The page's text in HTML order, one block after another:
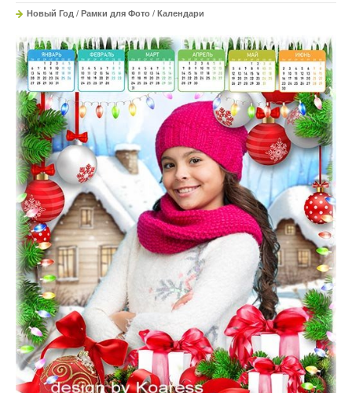
Новый Год / Рамки для Фото / Календари